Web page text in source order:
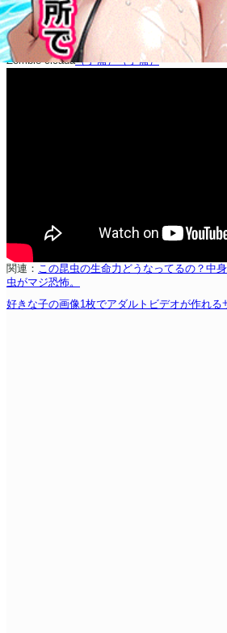
Zombie cicada（予備）（予備）
関連： この昆虫の生命力どうなってるの？中
虫がマジ恐怖。
好きな子の画像1枚でアダルトビデオが作れる